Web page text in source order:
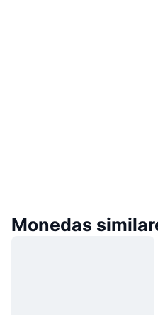
Monedas